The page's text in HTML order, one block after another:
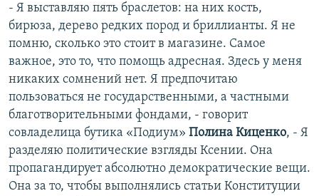
- Я выставляю пять браслетов: на них кость,
бирюза, дерево редких пород и бриллианты. Я не
помню, сколько это стоит в магазине. Самое
важное, это то, что помощь адресная. Здесь у меня
никаких сомнений нет. Я предпочитаю
пользоваться не государственными, а частными
благотворительными фондами, - говорит
совладелица бутика «Подиум» Полина Киценко, - Я
разделяю политические взгляды Ксении. Она
пропагандирует абсолютно демократические вещи.
Она за то, чтобы выполнялись статьи Конституции